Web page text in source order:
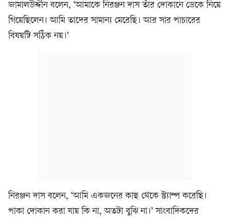
জামালউদ্দীন বলেন, ‘আমাকে নিরঞ্জন দাস তাঁর দোকানে ডেকে নিয়ে
গিয়েছিলেন। আমি তাদের সামান্য মেরেছি। আর সার পাচারের
বিষয়টি সঠিক নয়।’
নিরঞ্জন দাস বলেন, ‘আমি একজনের কাছ থেকে স্ট্যাম্প করেছি।
পাকা দোকান করা যায় কি না, অতটা বুঝি না।’ সাংবাদিকদের